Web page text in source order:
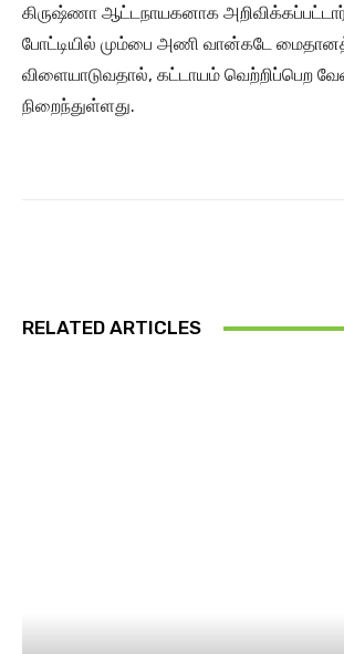
கிருஷ்ணா ஆட்டநாயகனாக
போட்டியில் மும்பை அணி வான்கடே
விளையாடுவதால், கட்டாயம் வெற்றிப்பெற
நிறைந்துள்ளது.
RELATED ARTICLES